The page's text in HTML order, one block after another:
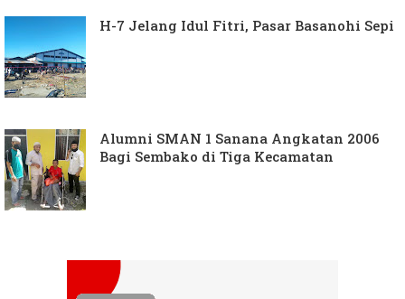
H-7 Jelang Idul Fitri, Pasar Basanohi Sepi
Alumni SMAN 1 Sanana Angkatan 2006
Bagi Sembako di Tiga Kecamatan